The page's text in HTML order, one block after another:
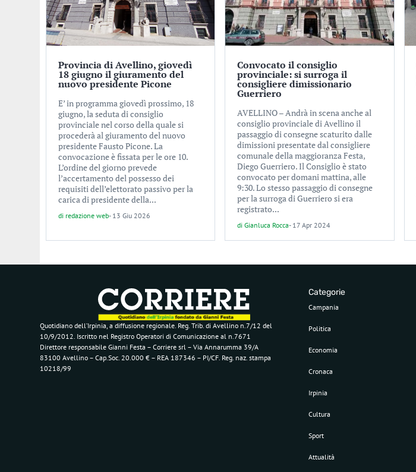
Provincia di Avellino, giovedì
18 giugno il giuramento del
nuovo presidente Picone
E’ in programma giovedì prossimo, 18
giugno, la seduta di consiglio
provinciale nel corso della quale si
procederà al giuramento del nuovo
presidente Fausto Picone. La
convocazione è fissata per le ore 10.
L’ordine del giorno prevede
l’accertamento del possesso dei
requisiti dell’elettorato passivo per la
carica di presidente della...
di redazione web- 13 Giu 2026
Convocato il consiglio
provinciale: si surroga il
consigliere dimissionario
Guerriero
AVELLINO – Andrà in scena anche al
consiglio provinciale di Avellino il
passaggio di consegne scaturito dalle
dimissioni presentate dal consigliere
comunale della maggioranza Festa,
Diego Guerriero. Il Consiglio è stato
convocato per domani mattina, alle
9:30. Lo stesso passaggio di consegne
per la surroga di Guerriero si era
registrato...
diGianluca Rocca- 17 Apr 2024
Quotidiano dell’Irpinia, a diffusione regionale. Reg. Trib. di Avellino n.7/12 del
10/9/2012. Iscritto nel Registro Operatori di Comunicazione al n.7671
Direttore responsabile Gianni Festa – Corriere srl – Via Annarumma 39/A
83100 Avellino – Cap.Soc. 20.000 € – REA 187346 – PI/CF. Reg. naz. stampa
10218/99
Categorie
Campania
Politica
Economia
Cronaca
Irpinia
Cultura
Sport
Attualità